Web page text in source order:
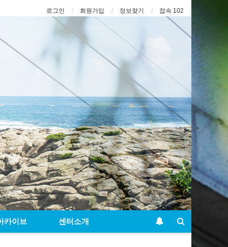
로그인 회원가입 정보찾기 접속 102
카이브 센터소개